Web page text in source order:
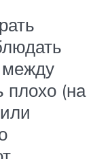
между
плохо (на